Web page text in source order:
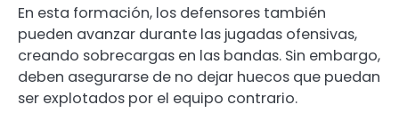
En esta formación, los defensores también
pueden avanzar durante las jugadas ofensivas,
creando sobrecargas en las bandas. Sin embargo,
deben asegurarse de no dejar huecos que puedan
ser explotados por el equipo contrario.